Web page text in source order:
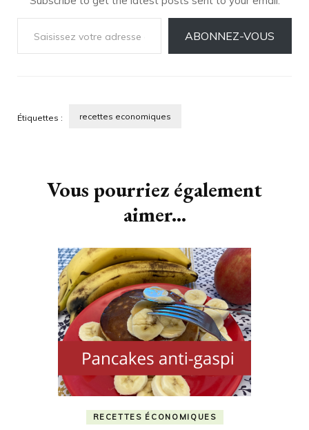
Saisissez votre adresse e-mail…
ABONNEZ-VOUS
Étiquettes : recettes economiques
Vous pourriez également
aimer...
RECETTES ÉCONOMIQUES